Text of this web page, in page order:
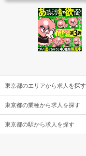
東京都のエリアから求人を探す
東京都の業種から求人を探す
東京都の駅から求人を探す